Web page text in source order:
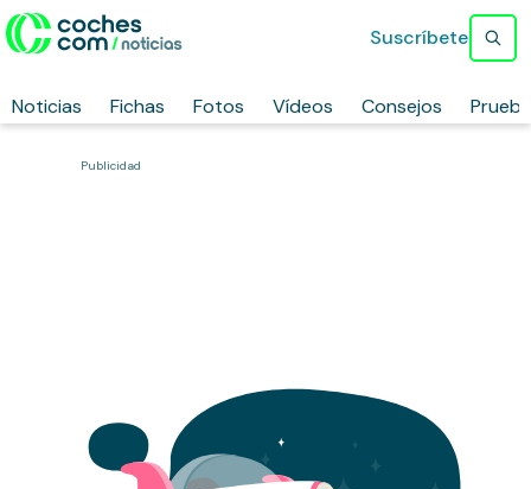
Noticias Fichas Fotos Vídeos Consejos
Suscríbete
Publicidad